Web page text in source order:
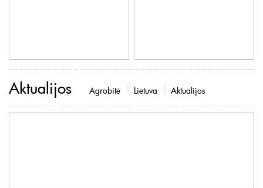
Aktualijos Agrobitė Lietuva Aktualijos